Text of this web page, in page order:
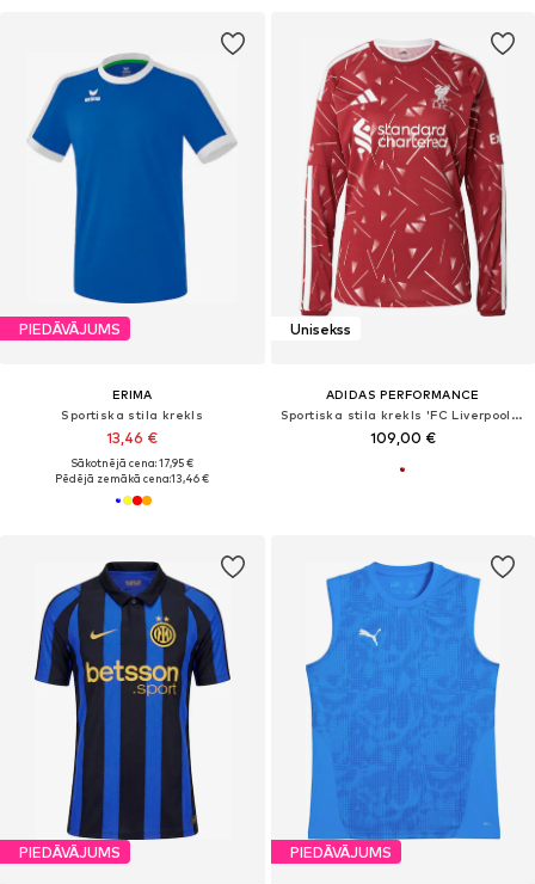
PIEDĀVĀJUMS
ERIMA
Sportiska stila krekls
13,46 €
Sākotnējā cena: 17,95 €
Pēdējā zemākā cena:13,46 €
Unisekss
ADIDAS PERFORMANCE
Sportiska stila krekls 'FC Liverpool 26/27'
109,00 €
PIEDĀVĀJUMS PIEDĀVĀJUMS